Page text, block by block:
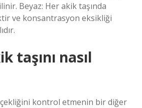
Beyaz: Her akik taşında
ve konsantrasyon eksikliği
taşını nasıl
kontrol etmenin bir diğer